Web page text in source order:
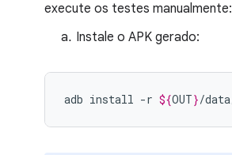
execute os testes manualmente:
Instale o APK gerado:
adb install -r ${OUT}